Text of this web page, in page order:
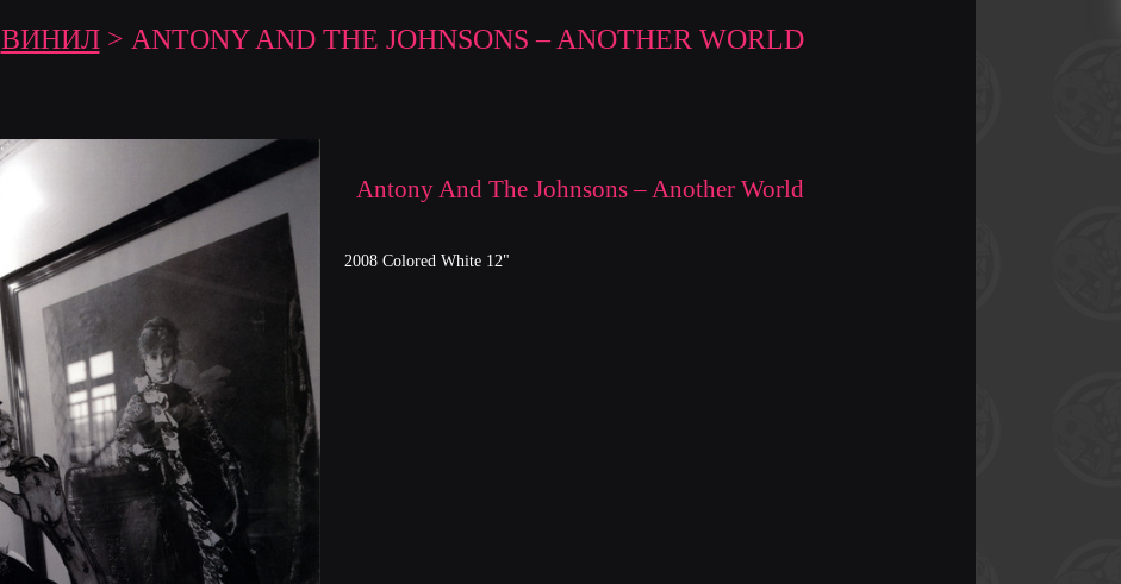
ВИНИЛ> ANTONY AND THE JOHNSONS – ANOTHER WORLD
Antony And The Johnsons – Another World
2008 Colored White 12"